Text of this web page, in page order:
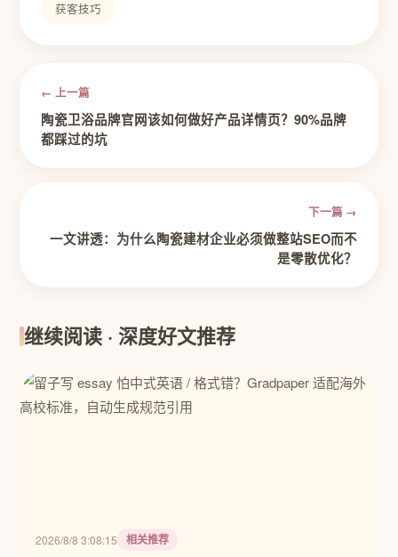
获客技巧
← 上一篇
陶瓷卫浴品牌官网该如何做好产品详情页？90%品牌
都踩过的坑
下一篇 →
一文讲透：为什么陶瓷建材企业必须做整站SEO而不
是零散优化？
继续阅读 · 深度好文推荐
2026/8/8 3:08:15 相关推荐